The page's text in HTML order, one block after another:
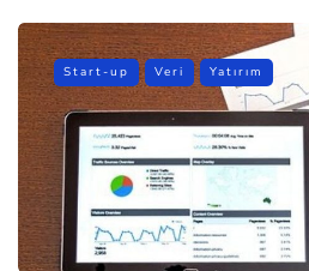
Start-up Veri Yatırım